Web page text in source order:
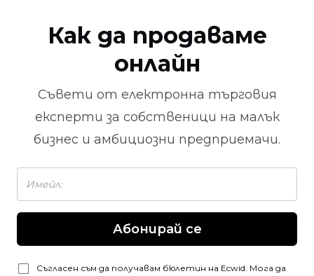
Как да продаваме
онлайн
Съвети от електронна търговия
експерти за собственици на малък
бизнес и амбициозни предприемачи.
Абонирай се
Съгласен съм да получавам бюлетин на Ecwid. Мога да